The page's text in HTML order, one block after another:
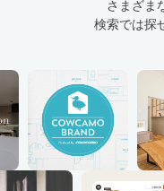
さまざま
検索では探